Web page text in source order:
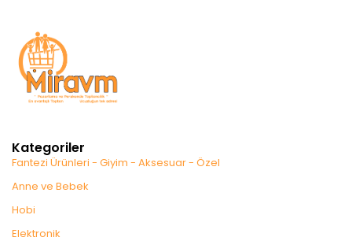
Kategoriler
Fantezi Ürünleri - Giyim - Aksesuar - Özel
Anne ve Bebek
Hobi
Elektronik